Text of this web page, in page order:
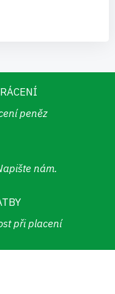
peněz
nám.
při placení